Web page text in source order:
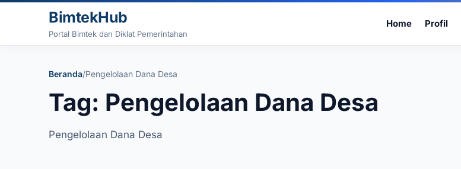
BimtekHub
Portal Bimtek dan Diklat Pemerintahan
Home Profil
Beranda/Pengelolaan Dana Desa
Tag: Pengelolaan Dana Desa
Pengelolaan Dana Desa